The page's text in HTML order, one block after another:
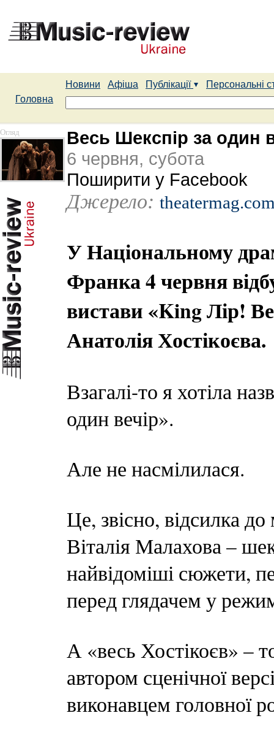
Новини Афіша Публікації
Персональні
Головна
Огляд
Весь Шекспір за один
6 червня, субота
Поширити у Facebook
Джерело:
У Національному
Франка 4 червня
вистави «King Лір!
Анатолія Хостікоєва.
Взагалі-то я хотіла
один вечір».
Але не насмілилася.
Це, звісно, відсилка
Віталія Малахова –
найвідоміші сюжети,
перед глядачем у
А «весь Хостікоєв» –
автором сценічної
виконавцем головної